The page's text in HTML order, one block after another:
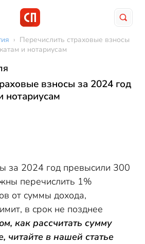
› Перечислить страховые взносы
и нотариусам
взносы за 2024 год
нотариусам
за 2024 год превысили 300
перечислить 1%
от суммы дохода,
в срок не позднее
как рассчитать сумму
читайте в нашей статье